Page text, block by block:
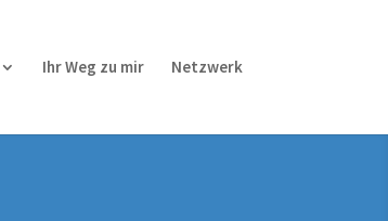
Ihr Weg zu mir Netzwerk